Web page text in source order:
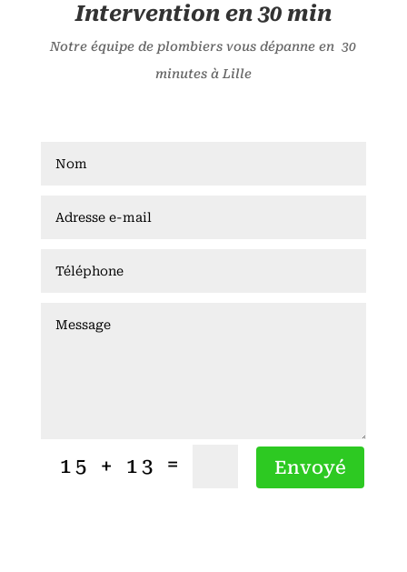
Intervention en 30 min
Notre équipe de plombiers vous dépanne en 30
minutes à Lille
15 + 13 = Envoyé